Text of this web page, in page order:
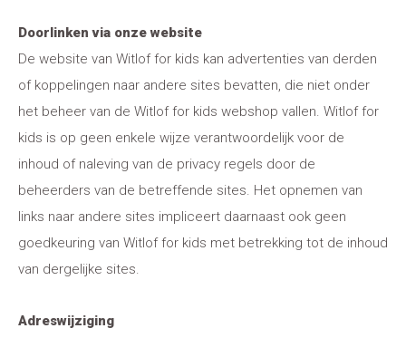
Doorlinken via onze website
De website van Witlof for kids kan advertenties van derden
of koppelingen naar andere sites bevatten, die niet onder
het beheer van de Witlof for kids webshop vallen. Witlof for
kids is op geen enkele wijze verantwoordelijk voor de
inhoud of naleving van de privacy regels door de
beheerders van de betreffende sites. Het opnemen van
links naar andere sites impliceert daarnaast ook geen
goedkeuring van Witlof for kids met betrekking tot de inhoud
van dergelijke sites.
Adreswijziging